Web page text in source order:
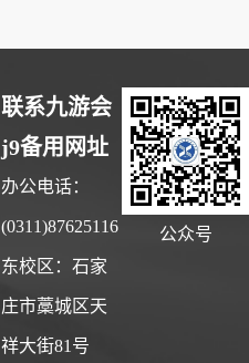
联系九游会
j9备用网址
办公电话：
(0311)87625116
东校区：石家
庄市藁城区天
祥大街81号
公众号